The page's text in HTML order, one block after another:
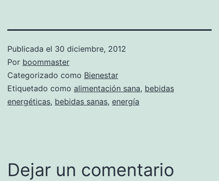
Publicada el 30 diciembre, 2012
Por boommaster
Categorizado como Bienestar
Etiquetado como alimentación sana, bebidas
energéticas, bebidas sanas, energía
Dejar un comentario